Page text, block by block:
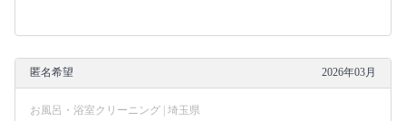
匿名希望 2026年03月
お風呂・浴室クリーニング | 埼玉県